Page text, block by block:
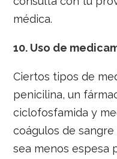
médica.
10. Uso de
Ciertos tipos de
penicilina, un
ciclofosfamida y
coágulos de
sea menos espesa